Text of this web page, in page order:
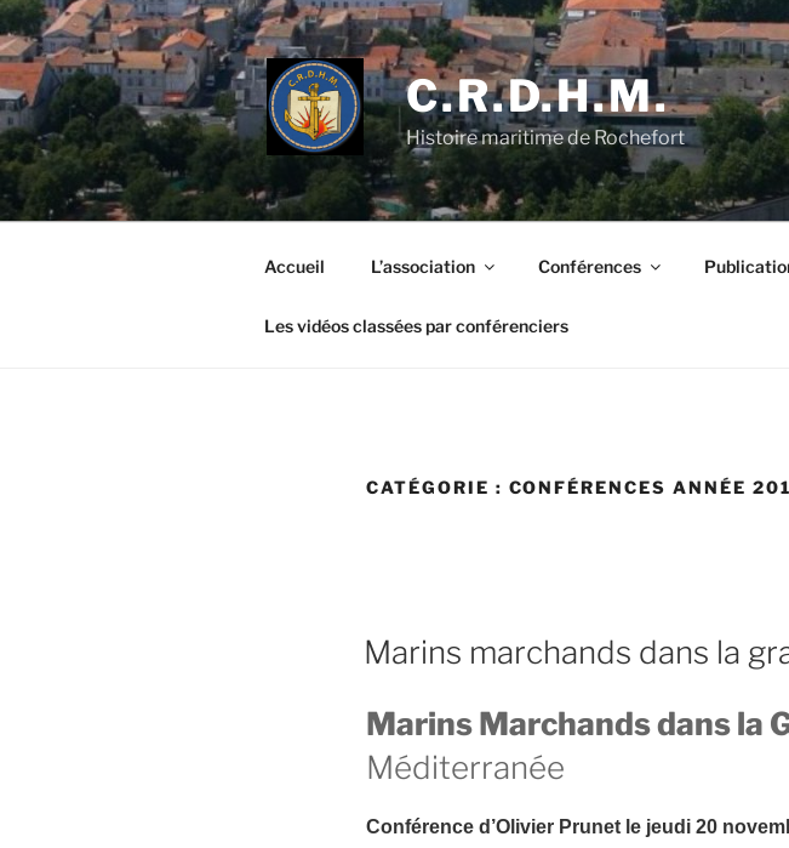
Aller
au
contenu
principal
C.R.D.H.M.
Histoire maritime de Rochefort
Accueil L’association Conférences
Les vidéos classées par conférenciers
CATÉGORIE : CONFÉRENCES ANNÉE
PUBLIÉ
LE
Marins marchands dans la
Marins Marchands dans la
Méditerranée
Conférence d’Olivier Prunet le jeudi 20